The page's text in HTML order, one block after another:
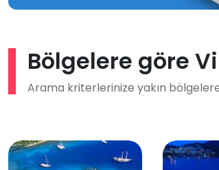
Bölgelere göre
Arama kriterlerinize yakın